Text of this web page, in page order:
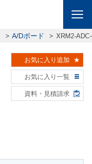
A/Dボード XRM2-
お気に入り追加
お気に入り一覧
資料・見積請求